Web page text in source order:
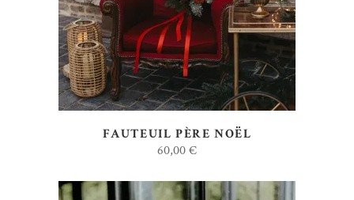
FAUTEUIL PÈRE NOËL
60,00€